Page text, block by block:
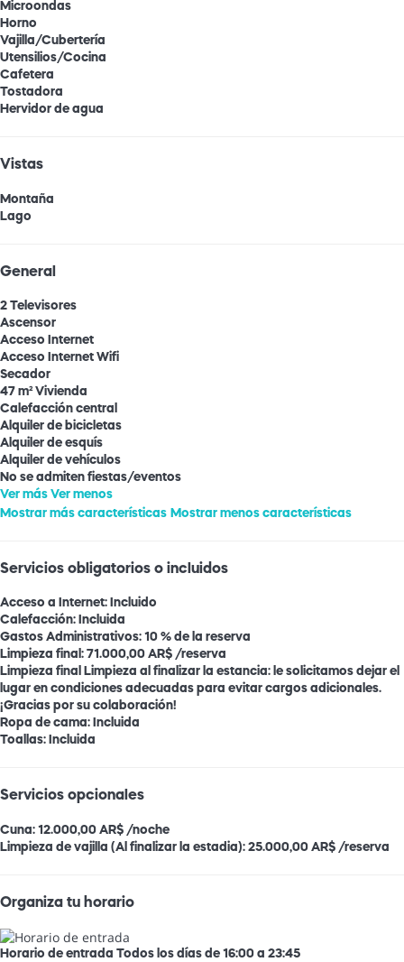
Microondas
Horno
Vajilla/Cubertería
Utensilios/Cocina
Cafetera
Tostadora
Hervidor de agua
Vistas
Montaña
Lago
General
2 Televisores
Ascensor
Acceso Internet
Acceso Internet Wifi
Secador
47 m² Vivienda
Calefacción central
Alquiler de bicicletas
Alquiler de esquís
Alquiler de vehículos
No se admiten fiestas/eventos
Ver más Ver menos
Mostrar más características Mostrar menos características
Servicios obligatorios o incluidos
Acceso a Internet: Incluido
Calefacción: Incluida
Gastos Administrativos: 10 % de la reserva
Limpieza final: 71.000,00 AR$ /reserva
Limpieza final
Limpieza al finalizar la estancia: le solicitamos dejar el
lugar en condiciones adecuadas para evitar cargos adicionales.
¡Gracias por su colaboración!
Ropa de cama: Incluida
Toallas: Incluida
Servicios opcionales
Cuna: 12.000,00 AR$ /noche
Limpieza de vajilla (Al finalizar la estadia): 25.000,00 AR$ /reserva
Organiza tu horario
Horario de entrada Todos los días de 16:00 a 23:45